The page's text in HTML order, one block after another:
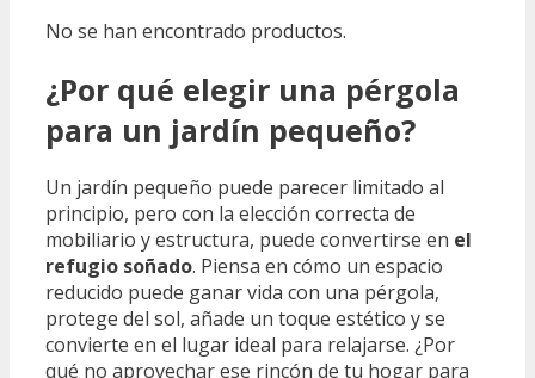
No se han encontrado productos.
¿Por qué elegir una pérgola
para un jardín pequeño?
Un jardín pequeño puede parecer limitado al
principio, pero con la elección correcta de
mobiliario y estructura, puede convertirse en el
refugio soñado. Piensa en cómo un espacio
reducido puede ganar vida con una pérgola,
protege del sol, añade un toque estético y se
convierte en el lugar ideal para relajarse. ¿Por
qué no aprovechar ese rincón de tu hogar para